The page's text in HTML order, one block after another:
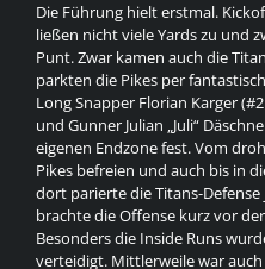
Die Führung hielt erstmal.
ließen nicht viele Yards zu und
Punt. Zwar kamen auch die
parkten die Pikes per
Long Snapper Florian Karger
und Gunner Julian „Juli“
eigenen Endzone fest. Vom
Pikes befreien und auch bis in
dort parierte die Titans-
brachte die Offense kurz vor
Besonders die Inside Runs
verteidigt. Mittlerweile war